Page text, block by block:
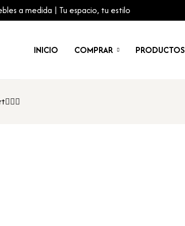
a medida | Tu espacio, tu estilo
INICIO COMPRAR PRODUCTOS